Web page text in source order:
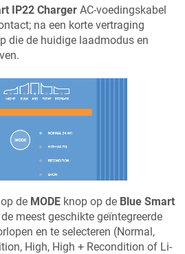
IP22 Charger AC-voedingskabel
na een korte vertraging
die de huidige laadmodus en
de MODE knop op de Blue Smart
meest geschikte geïntegreerde
en te selecteren (Normal,
High, High + Recondition of Li-